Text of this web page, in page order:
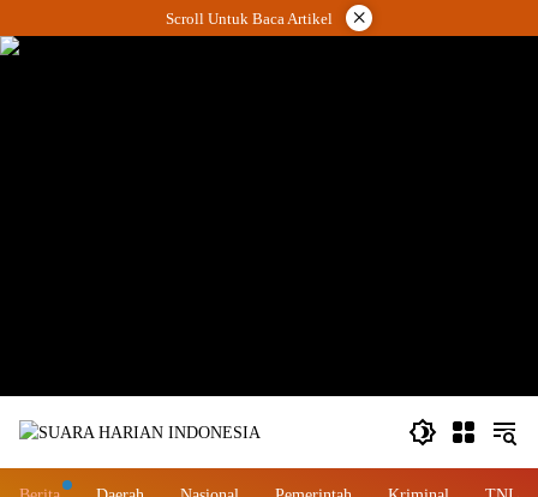
ke
Scroll Untuk Baca Artikel ×